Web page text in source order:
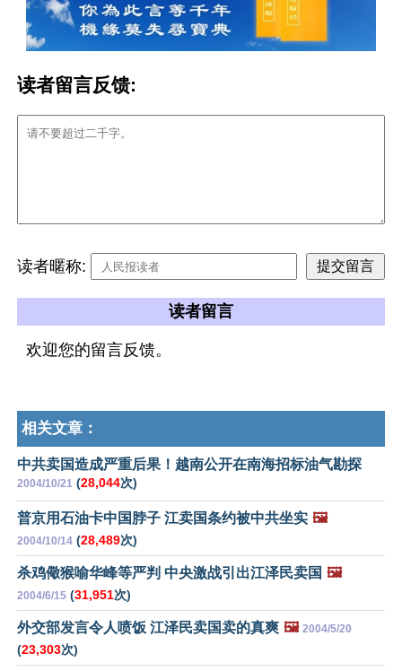
读者留言反馈:
读者暱称:
读者留言
欢迎您的留言反馈。
相关文章：
中共卖国造成严重后果！越南公开在南海招标油气勘探
2004/10/21 (28,044次)
普京用石油卡中国脖子 江卖国条约被中共坐实 🖼️
2004/10/14 (28,489次)
杀鸡儆猴喻华峰等严判 中央激战引出江泽民卖国 🖼️
2004/6/15 (31,951次)
外交部发言令人喷饭 江泽民卖国卖的真爽 🖼️ 2004/5/20
(23,303次)